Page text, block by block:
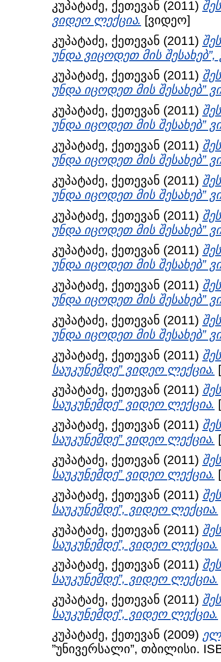
კუპატაძე, ქეთევან (2011)
ვიდეო ლექცია. [ვიდეო]
კუპატაძე, ქეთევან (2011)
უნდა ვიცოდეთ მის
კუპატაძე, ქეთევან (2011)
უნდა იცოდეთ მის შესახებ”
კუპატაძე, ქეთევან (2011)
უნდა იცოდეთ მის შესახებ”
კუპატაძე, ქეთევან (2011)
უნდა იცოდეთ მის შესახებ”
კუპატაძე, ქეთევან (2011)
უნდა იცოდეთ მის შესახებ”
კუპატაძე, ქეთევან (2011)
უნდა იცოდეთ მის შესახებ”
კუპატაძე, ქეთევან (2011)
უნდა იცოდეთ მის შესახებ”
კუპატაძე, ქეთევან (2011)
უნდა იცოდეთ მის შესახებ”
კუპატაძე, ქეთევან (2011)
უნდა იცოდეთ მის შესახებ”
კუპატაძე, ქეთევან (2011)
საუკუნემდე” ვიდეო ლექცია.
კუპატაძე, ქეთევან (2011)
საუკუნემდე” ვიდეო ლექცია.
კუპატაძე, ქეთევან (2011)
საუკუნემდე” ვიდეო ლექცია.
კუპატაძე, ქეთევან (2011)
საუკუნემდე” ვიდეო ლექცია.
კუპატაძე, ქეთევან (2011)
საუკუნემდე”, ვიდეო ლექცია.
კუპატაძე, ქეთევან (2011)
საუკუნემდე”, ვიდეო ლექცია.
კუპატაძე, ქეთევან (2011)
საუკუნემდე”, ვიდეო ლექცია.
კუპატაძე, ქეთევან (2011)
საუკუნემდე”, ვიდეო ლექცია.
კუპატაძე, ქეთევან (2009)
”უნივერსალი”, თბილისი.